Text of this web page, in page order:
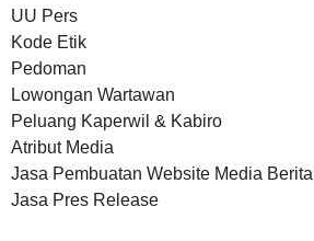
UU Pers
Kode Etik
Pedoman
Lowongan Wartawan
Peluang Kaperwil & Kabiro
Atribut Media
Jasa Pembuatan Website Media Berita
Jasa Pres Release